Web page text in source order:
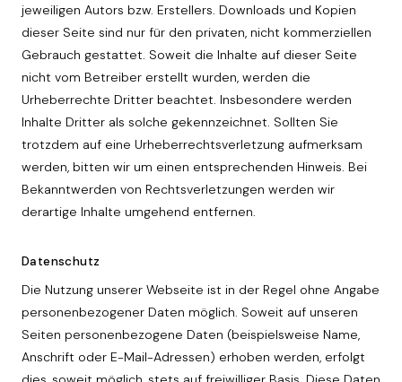
jeweiligen Autors bzw. Erstellers. Downloads und Kopien
dieser Seite sind nur für den privaten, nicht kommerziellen
Gebrauch gestattet. Soweit die Inhalte auf dieser Seite
nicht vom Betreiber erstellt wurden, werden die
Urheberrechte Dritter beachtet. Insbesondere werden
Inhalte Dritter als solche gekennzeichnet. Sollten Sie
trotzdem auf eine Urheberrechtsverletzung aufmerksam
werden, bitten wir um einen entsprechenden Hinweis. Bei
Bekanntwerden von Rechtsverletzungen werden wir
derartige Inhalte umgehend entfernen.
Datenschutz
Die Nutzung unserer Webseite ist in der Regel ohne Angabe
personenbezogener Daten möglich. Soweit auf unseren
Seiten personenbezogene Daten (beispielsweise Name,
Anschrift oder E-Mail-Adressen) erhoben werden, erfolgt